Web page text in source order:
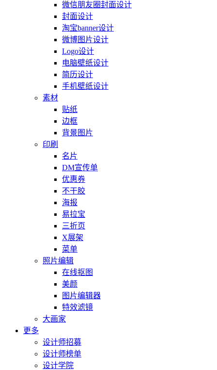
微信朋友圈封面设计
封面设计
淘宝banner设计
微博图片设计
Logo设计
电脑壁纸设计
简历设计
手机壁纸设计
素材
贴纸
边框
背景图片
印刷
名片
DM宣传单
优惠券
不干胶
海报
易拉宝
三折页
X展架
菜单
照片编辑
在线抠图
美颜
图片编辑器
特效滤镜
大画家
更多
设计师招募
设计师榜单
设计学院